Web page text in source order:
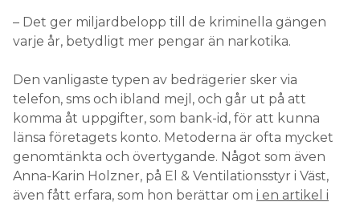
– Det ger miljardbelopp till de kriminella gängen
varje år, betydligt mer pengar än narkotika.
Den vanligaste typen av bedrägerier sker via
telefon, sms och ibland mejl, och går ut på att
komma åt uppgifter, som bank-id, för att kunna
länsa företagets konto. Metoderna är ofta mycket
genomtänkta och övertygande. Något som även
Anna-Karin Holzner, på El & Ventilationsstyr i Väst,
även fått erfara, som hon berättar om i en artikel i